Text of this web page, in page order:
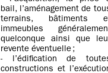
bail, l’aménagement de
terrains, bâtiments
immeubles
quelconque ainsi que
revente éventuelle ;
- l’édification de
constructions et